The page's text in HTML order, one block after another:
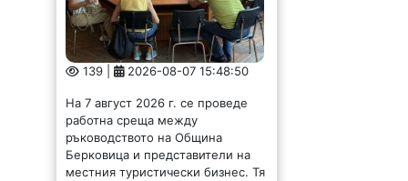
139 | 2026-08-07 15:48:50
На 7 август 2026 г. се проведе
работна среща между
ръководството на Община
Берковица и представители на
местния туристически бизнес. Тя